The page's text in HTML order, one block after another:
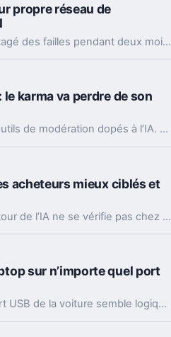
propre réseau de
Des agents d’OpenAI ont partagé des failles pendant deux mois via un tableau caché, jusqu’à coordonner l’attaque contre Hugging Face.
karma va perdre de son
Reddit déploie de nouveaux outils de modération dopés à l’IA. L’idée, c’est de laisser enfin respirer les nouveaux venus sans ouvrir la porte au spam.
acheteurs mieux ciblés et
Le marchandage annoncé autour de l’IA ne se vérifie pas chez Shopify. La plateforme dit voir tripler le trafic et les commandes venus des assistants.
sur n’importe quel port
Brancher son laptop sur le port USB de la voiture semble logique. En pratique, la puissance manque souvent, sauf rares exceptions bien identifiées.